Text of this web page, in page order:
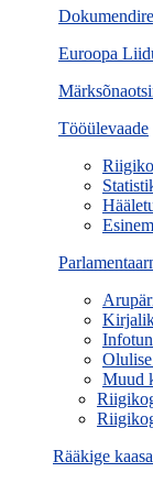
Euroopa
Tööülevaade
Muud
Rääkige